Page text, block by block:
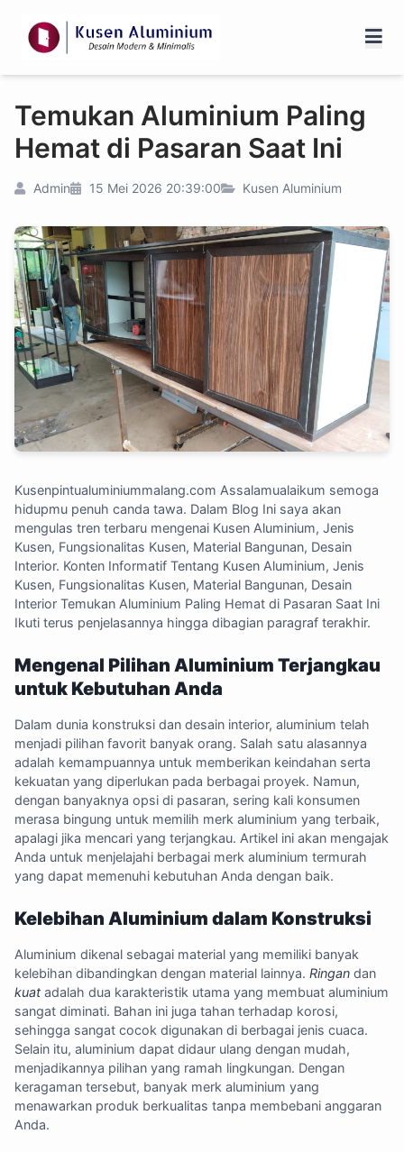
Temukan Aluminium Paling
Hemat di Pasaran Saat Ini
Admin 15 Mei 2026 20:39:00 Kusen Aluminium
Kusenpintualuminiummalang.com Assalamualaikum semoga
hidupmu penuh canda tawa. Dalam Blog Ini saya akan
mengulas tren terbaru mengenai Kusen Aluminium, Jenis
Kusen, Fungsionalitas Kusen, Material Bangunan, Desain
Interior. Konten Informatif Tentang Kusen Aluminium, Jenis
Kusen, Fungsionalitas Kusen, Material Bangunan, Desain
Interior Temukan Aluminium Paling Hemat di Pasaran Saat Ini
Ikuti terus penjelasannya hingga dibagian paragraf terakhir.
Mengenal Pilihan Aluminium Terjangkau
untuk Kebutuhan Anda
Dalam dunia konstruksi dan desain interior, aluminium telah
menjadi pilihan favorit banyak orang. Salah satu alasannya
adalah kemampuannya untuk memberikan keindahan serta
kekuatan yang diperlukan pada berbagai proyek. Namun,
dengan banyaknya opsi di pasaran, sering kali konsumen
merasa bingung untuk memilih merk aluminium yang terbaik,
apalagi jika mencari yang terjangkau. Artikel ini akan mengajak
Anda untuk menjelajahi berbagai merk aluminium termurah
yang dapat memenuhi kebutuhan Anda dengan baik.
Kelebihan Aluminium dalam Konstruksi
Aluminium dikenal sebagai material yang memiliki banyak
kelebihan dibandingkan dengan material lainnya. Ringan dan
kuat adalah dua karakteristik utama yang membuat aluminium
sangat diminati. Bahan ini juga tahan terhadap korosi,
sehingga sangat cocok digunakan di berbagai jenis cuaca.
Selain itu, aluminium dapat didaur ulang dengan mudah,
menjadikannya pilihan yang ramah lingkungan. Dengan
keragaman tersebut, banyak merk aluminium yang
menawarkan produk berkualitas tanpa membebani anggaran
Anda.